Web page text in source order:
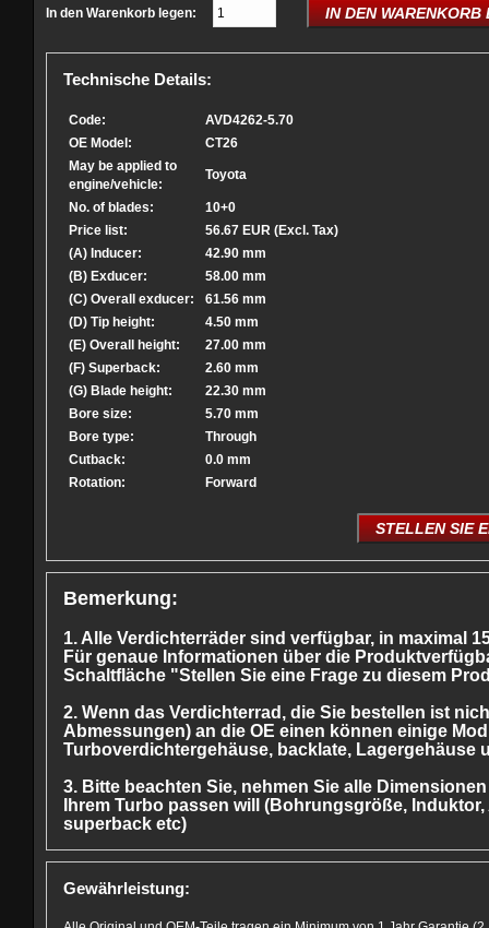
In den Warenkorb legen: IN DEN WARENKORB
Technische Details:
Code:
AVD4262-5.70
OE Model:
CT26
May be applied to
engine/vehicle:
Toyota
No. of blades:
10+0
Price list:
56.67 EUR (Excl. Tax)
(A) Inducer:
42.90 mm
(B) Exducer:
58.00 mm
(C) Overall exducer:
61.56 mm
(D) Tip height:
4.50 mm
(E) Overall height:
27.00 mm
(F) Superback:
2.60 mm
(G) Blade height:
22.30 mm
Bore size:
5.70 mm
Bore type:
Through
Cutback:
0.0 mm
Rotation:
Forward
STELLEN SIE
Bemerkung:
1. Alle Verdichterräder sind verfügbar, in maximal
Für genaue Informationen über die
Schaltfläche "Stellen Sie eine Frage zu diesem
2. Wenn das Verdichterrad, die Sie bestellen ist
Abmessungen) an die OE einen können einige
Turboverdichtergehäuse, backlate, Lagergehäuse
3. Bitte beachten Sie, nehmen Sie alle
Ihrem Turbo passen will (Bohrungsgröße,
superback etc)
Gewährleistung: